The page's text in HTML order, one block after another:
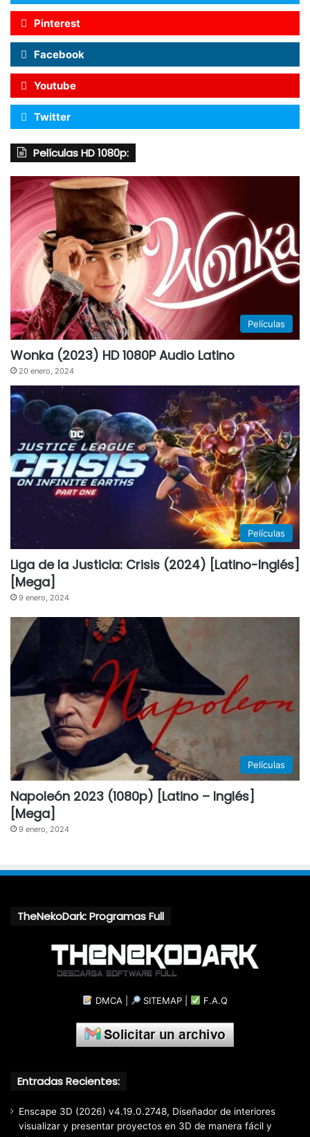
Pinterest
Facebook
Youtube
Twitter
Películas HD 1080p:
Películas
Wonka (2023) HD 1080P Audio Latino
20 enero, 2024
Películas
Liga de la Justicia: Crisis (2024) [Latino-Inglés]
[Mega]
9 enero, 2024
Películas
Napoleón 2023 (1080p) [Latino – Inglés]
[Mega]
9 enero, 2024
TheNekoDark: Programas Full
DMCA SITEMAP F.A.Q
Entradas Recientes:
Enscape 3D (2026) v4.19.0.2748, Diseñador de interiores
visualizar y presentar proyectos en 3D de manera fácil y